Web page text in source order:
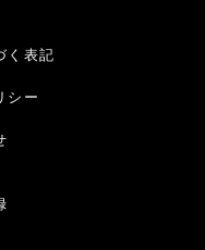
く表記
シー